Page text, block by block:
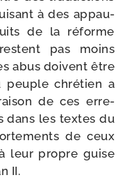
à des appau­
de la réforme
pas moins
abus doivent être
peuple chré­tien a
de ces erre­
dans les textes du
de ceux
leur propre guise
II.